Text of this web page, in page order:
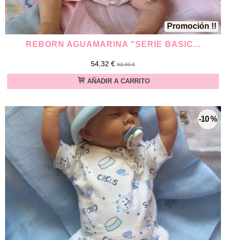
Promoción !!
REBORN AGUAMARINA "SERIE BASIC...
54,32 € 63,90 €
AÑADIR A CARRITO
-10 %